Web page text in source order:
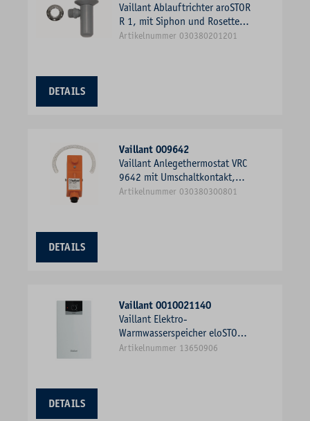
Vaillant Ablauftrichter aroSTOR
R 1, mit Siphon und Rosette,
grau
Artikelnummer 030380201201
DETAILS
Vaillant 009642
Vaillant Anlegethermostat VRC
9642 mit Umschaltkontakt,
Spannband-Befestigung
Artikelnummer 030380300801
DETAILS
Vaillant 0010021140
Vaillant Elektro-
Warmwasserspeicher eloSTOR
plus VEN 5/7 U 5 l,
Artikelnummer 13650906
DETAILS